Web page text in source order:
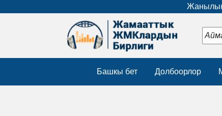
Башкы бет Долбоорлор